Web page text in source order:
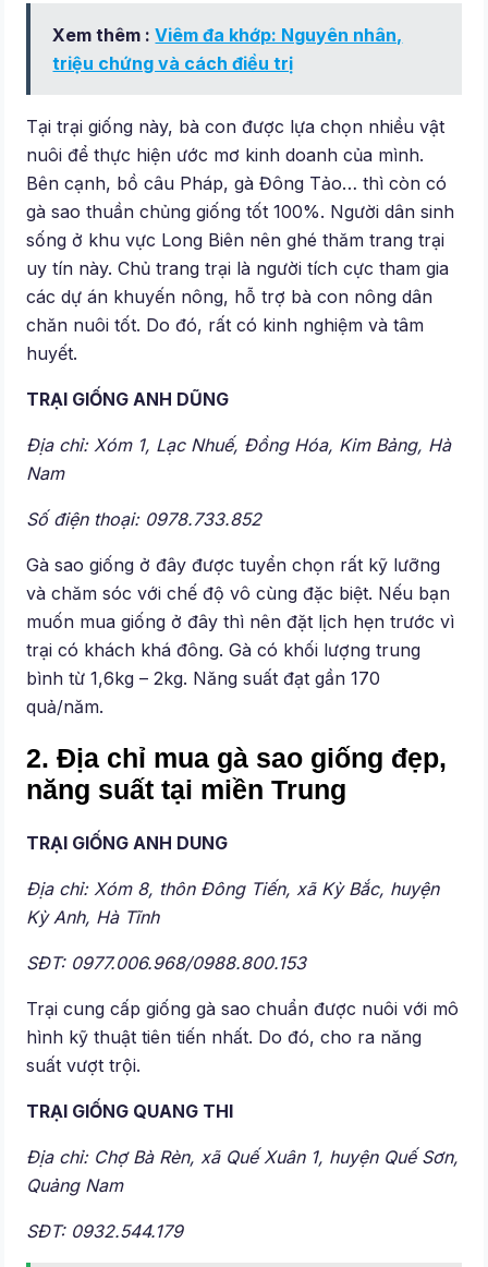
Xem thêm :Viêm đa khớp: Nguyên nhân,
triệu chứng và cách điều trị
Tại trại giống này, bà con được lựa chọn nhiều vật
nuôi để thực hiện ước mơ kinh doanh của mình.
Bên cạnh, bồ câu Pháp, gà Đông Tảo… thì còn có
gà sao thuần chủng giống tốt 100%. Người dân sinh
sống ở khu vực Long Biên nên ghé thăm trang trại
uy tín này. Chủ trang trại là người tích cực tham gia
các dự án khuyến nông, hỗ trợ bà con nông dân
chăn nuôi tốt. Do đó, rất có kinh nghiệm và tâm
huyết.
TRẠI GIỐNG ANH DŨNG
Địa chỉ: Xóm 1, Lạc Nhuế, Đồng Hóa, Kim Bảng, Hà
Nam
Số điện thoại: 0978.733.852
Gà sao giống ở đây được tuyển chọn rất kỹ lưỡng
và chăm sóc với chế độ vô cùng đặc biệt. Nếu bạn
muốn mua giống ở đây thì nên đặt lịch hẹn trước vì
trại có khách khá đông. Gà có khối lượng trung
bình từ 1,6kg – 2kg. Năng suất đạt gần 170
quả/năm.
2.Địa chỉ mua gà sao giống đẹp,
năng suất tại miền Trung
TRẠI GIỐNG ANH DUNG
Địa chỉ: Xóm 8, thôn Đông Tiến, xã Kỳ Bắc, huyện
Kỳ Anh, Hà Tĩnh
SĐT: 0977.006.968/0988.800.153
Trại cung cấp giống gà sao chuẩn được nuôi với mô
hình kỹ thuật tiên tiến nhất. Do đó, cho ra năng
suất vượt trội.
TRẠI GIỐNG QUANG THI
Địa chỉ: Chợ Bà Rèn, xã Quế Xuân 1, huyện Quế Sơn,
Quảng Nam
SĐT: 0932.544.179